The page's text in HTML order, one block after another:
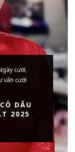
cưới,
vấn cưới
DÂU
2025